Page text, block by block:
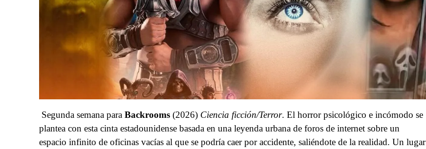
Segunda semana para Backrooms (2026) Ciencia ficción/Terror. El horror psicológico e incómodo se
plantea con esta cinta estadounidense basada en una leyenda urbana de foros de internet sobre un
espacio infinito de oficinas vacías al que se podría caer por accidente, saliéndote de la realidad. Un lugar